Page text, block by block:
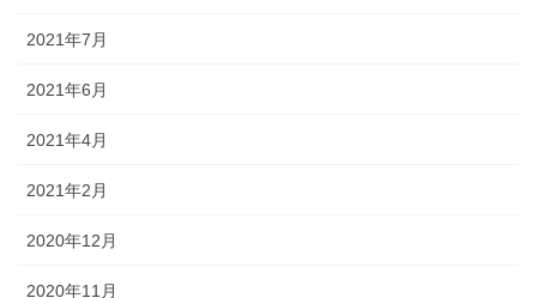
2021年7月
2021年6月
2021年4月
2021年2月
2020年12月
2020年11月